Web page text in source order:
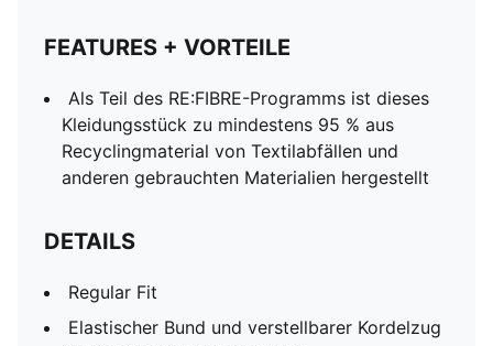
FEATURES + VORTEILE
Als Teil des RE:FIBRE-Programms ist dieses
Kleidungsstück zu mindestens 95 % aus
Recyclingmaterial von Textilabfällen und
anderen gebrauchten Materialien hergestellt
DETAILS
Regular Fit
Elastischer Bund und verstellbarer Kordelzug